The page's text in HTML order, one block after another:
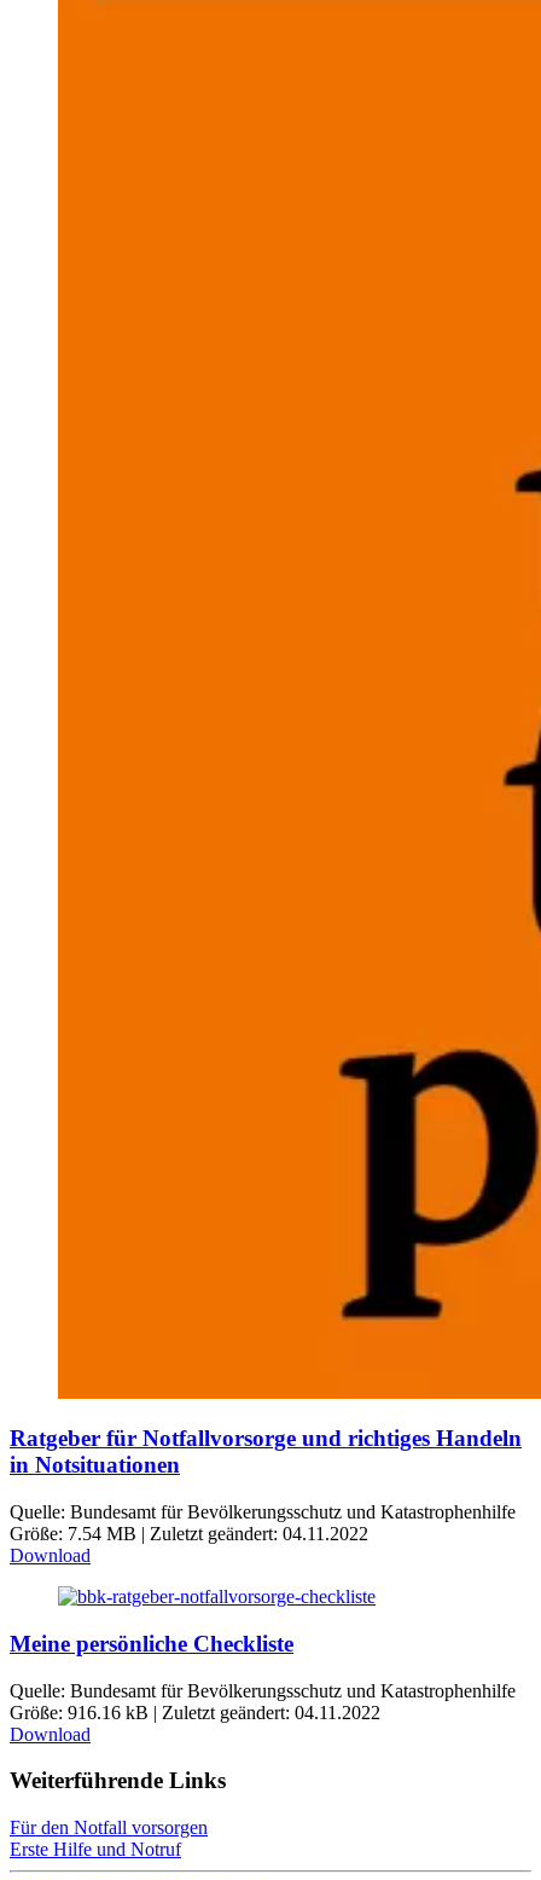
Ratgeber für Notfallvorsorge und richtiges Handeln
in Notsituationen
Quelle: Bundesamt für Bevölkerungsschutz und Katastrophenhilfe
Größe: 7.54 MB | Zuletzt geändert: 04.11.2022
Download
Meine persönliche Checkliste
Quelle: Bundesamt für Bevölkerungsschutz und Katastrophenhilfe
Größe: 916.16 kB | Zuletzt geändert: 04.11.2022
Download
Weiterführende Links
Für den Notfall vorsorgen
Erste Hilfe und Notruf